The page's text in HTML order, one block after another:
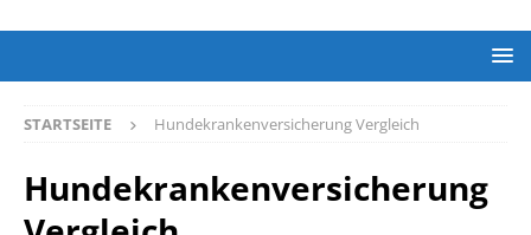
STARTSEITE Hundekrankenversicherung Vergleich
Hundekrankenversicherung